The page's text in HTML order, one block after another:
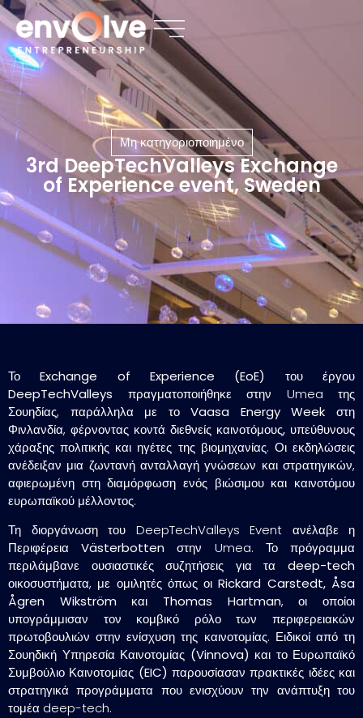
Μη κατηγοριοποιημένο
3rd DeepTechValleys Exchange
of Experience event, Sweden
ΤοExchange of Experience (EoE)
του έργου
DeepTechValleys πραγματοποιήθηκε στην Umea της
Σουηδίας, παράλληλα με τοVaasa Energy Week στη
Φινλανδία, φέρνοντας κοντά διεθνείς καινοτόμους, υπεύθυνους
χάραξης πολιτικής και ηγέτες της βιομηχανίας. Οι εκδηλώσεις
ανέδειξαν μια ζωντανή ανταλλαγή γνώσεων και στρατηγικών,
αφιερωμένη στη διαμόρφωση ενός βιώσιμου και καινοτόμου
ευρωπαϊκού μέλλοντος.
Τη διοργάνωση του DeepTechValleys Event ανέλαβε η
Περιφέρεια Västerbotten στην Umea. Το πρόγραμμα
περιλάμβανε ουσιαστικές συζητήσεις για τα deep-tech
οικοσυστήματα, με ομιλητές όπως οιRickard Carstedt, Åsa
Ågren Wikströmκαι Thomas Hartman, οι οποίοι
υπογράμμισαν τον κομβικό ρόλο των περιφερειακών
πρωτοβουλιών στην ενίσχυση της καινοτομίας. Ειδικοί από τη
Σουηδική Υπηρεσία Καινοτομίας (Vinnova) και το Ευρωπαϊκό
Συμβούλιο Καινοτομίας (EIC) παρουσίασανπρακτικές ιδέες και
στρατηγικά προγράμματα που ενισχύουν την ανάπτυξη του
τομέα deep-tech.